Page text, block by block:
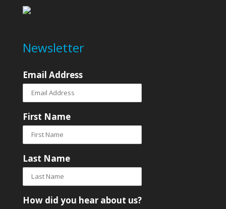
Newsletter
Email Address
First Name
Last Name
How did you hear about us?